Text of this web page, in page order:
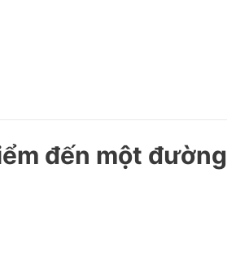
đến một đường